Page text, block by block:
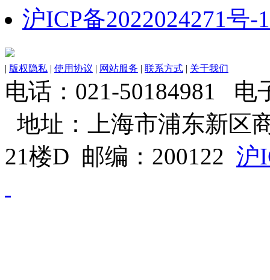
沪ICP备2022024271号-1
| 版权隐私 | 使用协议 | 网站服务 | 联系方式 | 关于我们
电话：021-50184981 电
地址：上海市浦东新区
21楼D 邮编：200122 沪